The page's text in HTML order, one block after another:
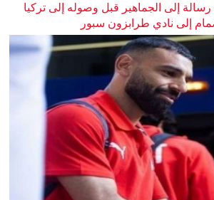
إلى الجماهير قبل وصوله إلى تركيا
إلى نادي طرابزون سبور